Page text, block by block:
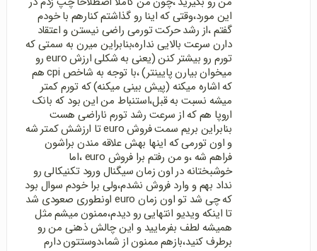
این مورد،وقتی که اینا رو گذاشتم کنارهم با خودم
گفتم ،از رشد حرکت تورمی راضی نیستن و اعتقاد
دارن سرعت بالایی نداره،بنابراین میرن به سمتی که
تورم رو بیشتر کنن (یعنی به شکلی ارزش euro رو
میخوان بیارن پایینتر) ،با توجه به شاخص cpi هم
که اشاره میکنه (پیش بینی میکنه) که تورم کمتر
میشه نسبت به قبل،استنباط من این بود که بانک
اروپا هم که از سرعت رشد تورم ناراضی هست
بنابراین بریم سمت فروش euro تا ارزشش کمتر شه
و اون تورمی که اینها بهش علاقه مندن براشون
فراهم شه ،و من رفتم برا فروش euro ،اما
خوشبختانه در اون زمان سیگنال ورود تکنیکالی رو
نداد بهم و وارد فروش نشدم،ولی برا خودم سوال بود
که چی شد تو اون زمان euro اونطوری صعودی شد
تا اینکه ویدیو انتهایی رو دیدم،ممنون میشم مثل
همیشه لطف بفرمایید و این چالش ذهنی من رو
برطرف کنید،بازهم ممنون از شما،دوستتون دارم